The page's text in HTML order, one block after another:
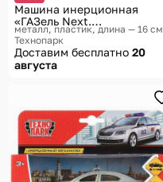
Машина инерционная
«ГАЗель Next.
Полицейский эвакуатор»
металл, пластик, длина — 16 см
Технопарк
Доставим бесплатно 20
августа